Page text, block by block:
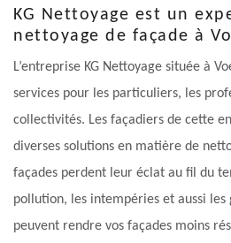
KG Nettoyage est un
nettoyage de façade à
L’entreprise KG Nettoyage située à
services pour les particuliers, les
collectivités. Les façadiers de cette
diverses solutions en matière de
façades perdent leur éclat au fil du
pollution, les intempéries et aussi les
peuvent rendre vos façades moins